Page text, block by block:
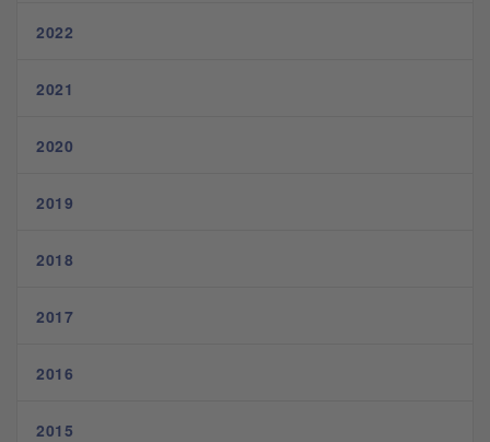
2022
2021
2020
2019
2018
2017
2016
2015